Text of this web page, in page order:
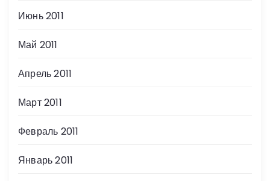
Июнь 2011
Май 2011
Апрель 2011
Март 2011
Февраль 2011
Январь 2011